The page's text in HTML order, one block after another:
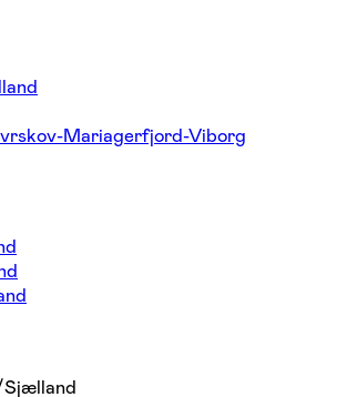
Mariagerfjord-Viborg